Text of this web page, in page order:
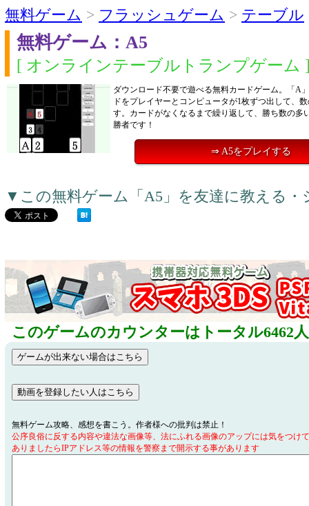
無料ゲーム > フラッシュゲーム > テーブル
無料ゲーム：A5
[ オンラインテーブルトランプゲーム
ダウンロード不要で遊べる無料カードゲーム。「A
ドをプレイヤーとコンピュータが1枚ずつ出して、
す。カードがなくなるまで繰り返して、勝ち数の多
勝者です！
⇒ A5をプレイする
▼この無料ゲーム「A5」を友達に教える・
このゲームのカウンターはトータル6462
無料ゲーム攻略、感想を書こう。作者様への批判は禁止！
公序良俗に反する内容や違法な画像等、法にふれる画像のアップには気をつけ
ありましたらIPアドレス等の情報を警察まで開示する事があります